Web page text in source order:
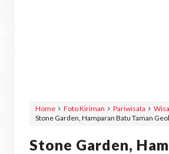
Home Foto Kiriman Pariwisata
Stone Garden, Hamparan Batu Taman
Stone Garden,